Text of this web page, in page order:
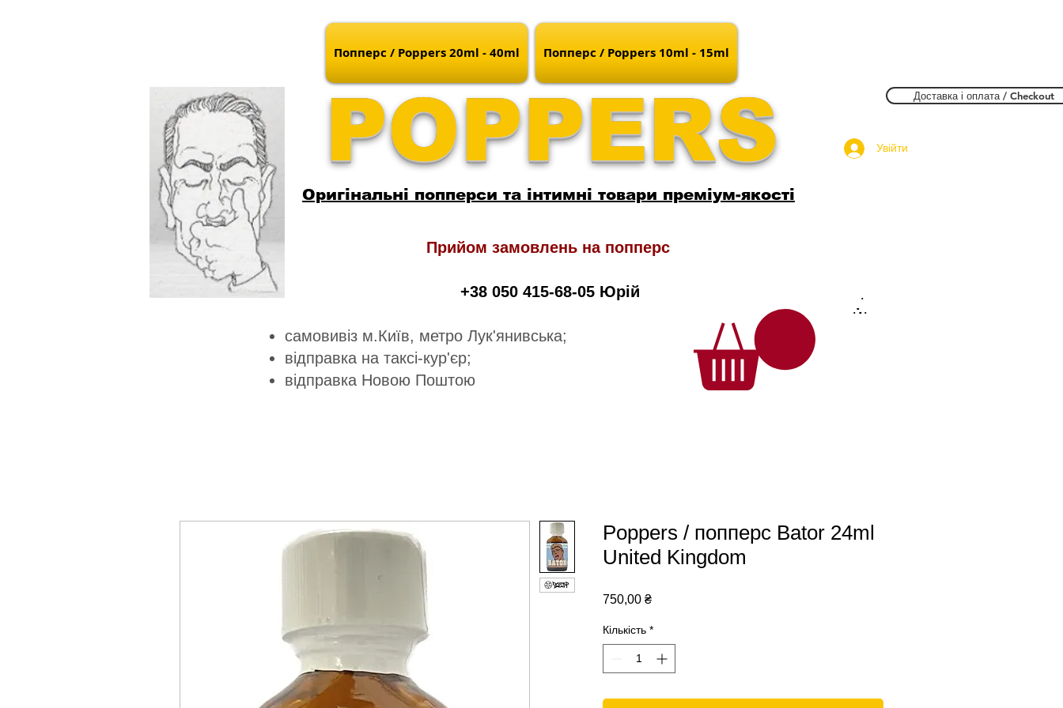
Попперс / Poppers 20ml - 40ml Попперс / Poppers 10ml - 15ml
Доставка і оплата / Checkout
POPPERS Увійти
Оригінальні попперси та інтимні товари преміум-якості
Прийом замовлень на попперс
+38 050 415-68-05 Юрій
самовивіз м.Київ, метро Лук'янивська;
відправка на таксі-кур'єр;
відправка Новою Поштою
.
.
....
.
Poppers / попперс Bator 24ml
United Kingdom
750,00 ₴Ціна
Кількість *